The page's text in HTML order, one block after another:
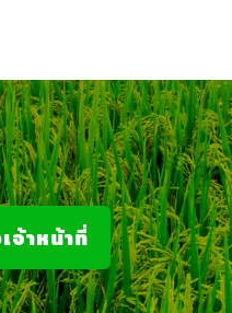
จ้าหน้าที่